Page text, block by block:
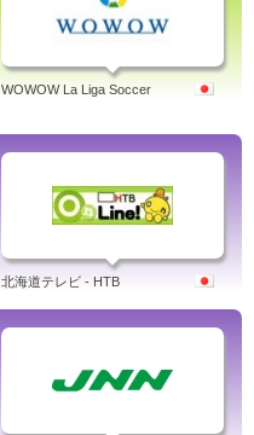
WOWOW La Liga Soccer
北海道テレビ - HTB